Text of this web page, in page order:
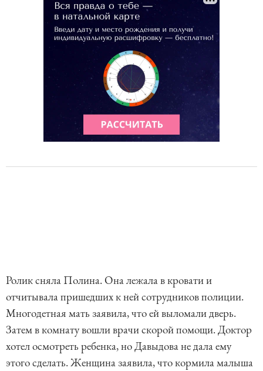
Ролик сняла Полина. Она лежала в кровати и
отчитывала пришедших к ней сотрудников полиции.
Многодетная мать заявила, что ей выломали дверь.
Затем в комнату вошли врачи скорой помощи. Доктор
хотел осмотреть ребенка, но Давыдова не дала ему
этого сделать. Женщина заявила, что кормила малыша